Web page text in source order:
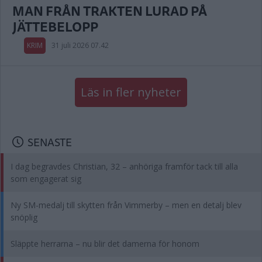
MAN FRÅN TRAKTEN LURAD PÅ
JÄTTEBELOPP
KRIM 31 juli 2026 07.42
Läs in fler nyheter
SENASTE
I dag begravdes Christian, 32 – anhöriga framför tack till alla
som engagerat sig
Ny SM-medalj till skytten från Vimmerby – men en detalj blev
snöplig
Släppte herrarna – nu blir det damerna för honom